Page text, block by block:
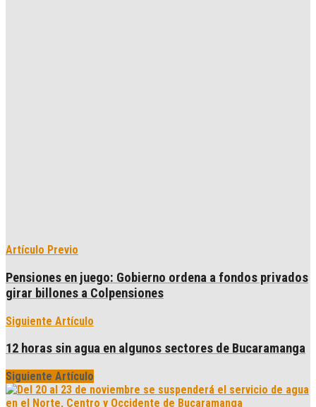
Artículo Previo
Pensiones en juego: Gobierno ordena a fondos privados
girar billones a Colpensiones
Siguiente Artículo
12 horas sin agua en algunos sectores de Bucaramanga
Siguiente Artículo